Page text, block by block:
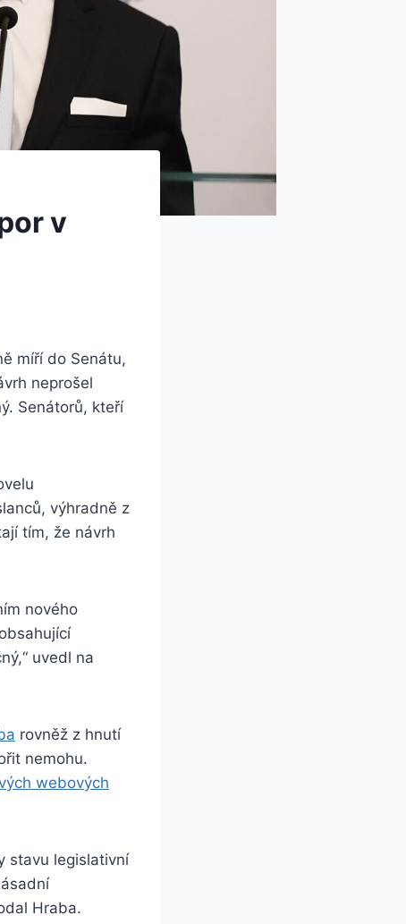
v
míří do Senátu,
neprošel
Senátorů, kteří
výhradně z
tím, že návrh
nového
uvedl na
rovněž z hnutí
nemohu.
webových
stavu legislativní
Hraba.